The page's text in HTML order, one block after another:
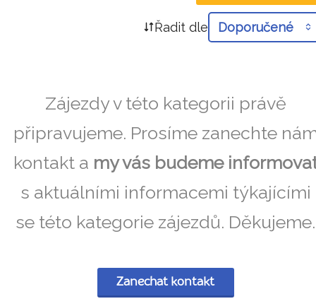
Řadit dle Doporučené
Zájezdy v této kategorii právě
připravujeme. Prosíme zanechte
kontakt a my vás budeme
s aktuálními informacemi týkajícími
se této kategorie zájezdů. Děkujeme.
Zanechat kontakt